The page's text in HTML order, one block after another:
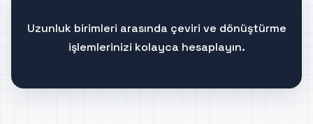
Uzunluk birimleri arasında çeviri ve dönüştürme
işlemlerinizi kolayca hesaplayın.